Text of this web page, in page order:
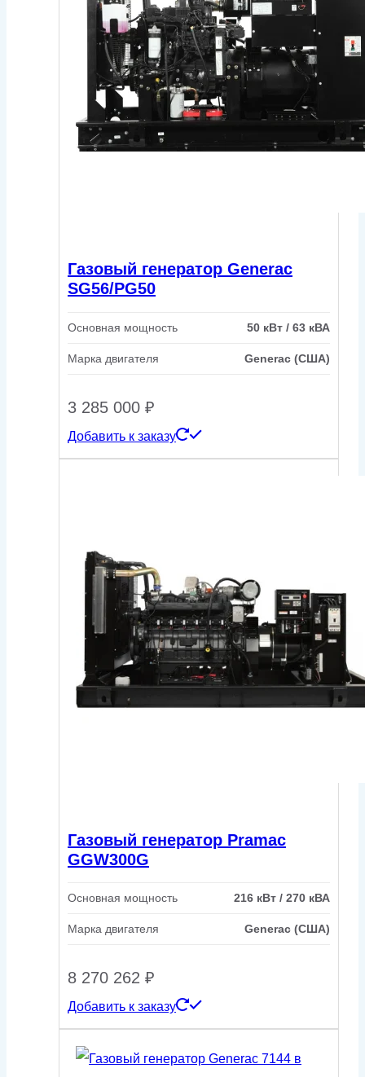
Газовый генератор Generac
SG56/PG50
Основная мощность 50 кВт / 63 кВА
Марка двигателя Generac (США)
3 285 000 ₽
Добавить к заказу
Газовый генератор Pramac
GGW300G
Основная мощность 216 кВт / 270 кВА
Марка двигателя Generac (США)
8 270 262 ₽
Добавить к заказу